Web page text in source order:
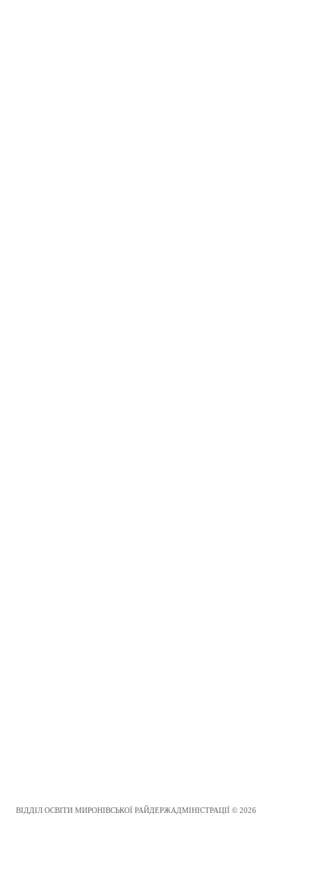
ВІДДІЛ ОСВІТИ МИРОНІВСЬКОЇ РАЙДЕРЖАДМІНІСТРАЦІЇ © 2026